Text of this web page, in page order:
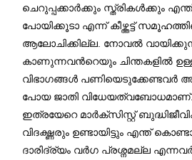
ചെറുപ്പക്കാർക്കും സ്ത്രികള്‍ക്കും
പോയിക്കൂടാ എന്ന് കീഴ്ത്തട്ട്
ആലോചിക്കില്ല. നോവല്‍
കാണുന്നവന്‍റെയും ചിന്തകളില്‍
വിഭാഗങ്ങള്‍ പണിയെടുക്കേണ്ടവര്‍
പോയ ജാതി വിധേയത്വബോധമാണ്.
ഇത്രയേറെ മാര്‍ക്സിസ്റ്റ്
വിദഗ്ദ്ധരും ഉണ്ടായിട്ടും എന്ത്
ദാരിദ്ര്യം വര്‍ഗ പ്രശ്നമല്ല